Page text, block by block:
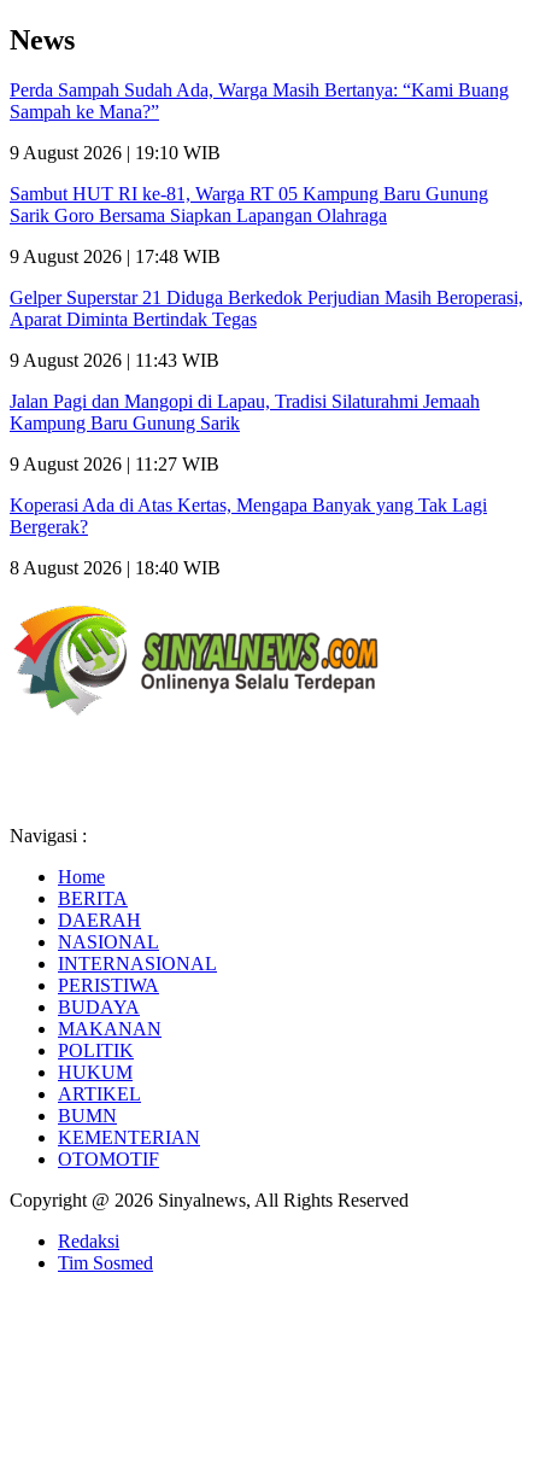
News
Perda Sampah Sudah Ada, Warga Masih Bertanya: “Kami Buang
Sampah ke Mana?”
9 August 2026 | 19:10 WIB
Sambut HUT RI ke-81, Warga RT 05 Kampung Baru Gunung
Sarik Goro Bersama Siapkan Lapangan Olahraga
9 August 2026 | 17:48 WIB
Gelper Superstar 21 Diduga Berkedok Perjudian Masih Beroperasi,
Aparat Diminta Bertindak Tegas
9 August 2026 | 11:43 WIB
Jalan Pagi dan Mangopi di Lapau, Tradisi Silaturahmi Jemaah
Kampung Baru Gunung Sarik
9 August 2026 | 11:27 WIB
Koperasi Ada di Atas Kertas, Mengapa Banyak yang Tak Lagi
Bergerak?
8 August 2026 | 18:40 WIB
Navigasi :
Home
BERITA
DAERAH
NASIONAL
INTERNASIONAL
PERISTIWA
BUDAYA
MAKANAN
POLITIK
HUKUM
ARTIKEL
BUMN
KEMENTERIAN
OTOMOTIF
Copyright @ 2026 Sinyalnews, All Rights Reserved
Redaksi
Tim Sosmed